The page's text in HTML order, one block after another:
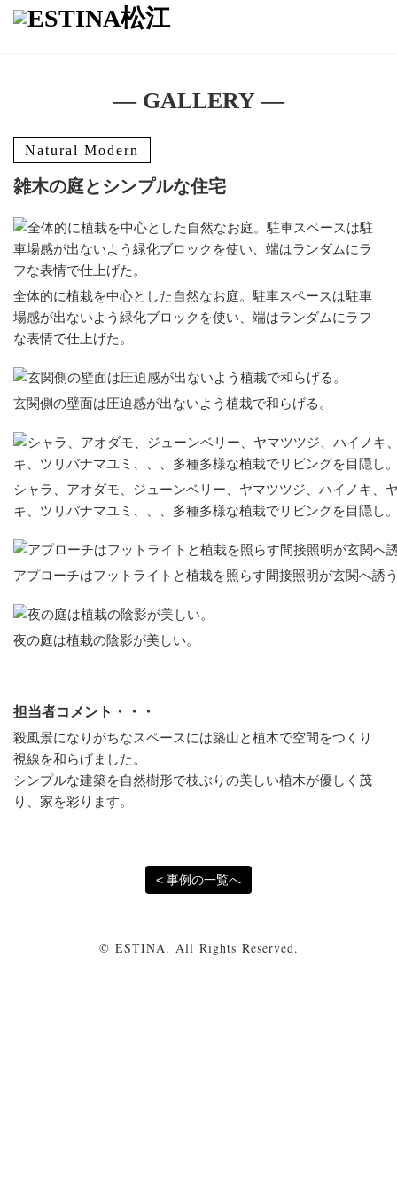
― GALLERY ―
Natural Modern
雑木の庭とシンプルな住宅
全体的に植栽を中心とした自然なお庭。駐車スペースは駐車
場感が出ないよう緑化ブロックを使い、端はランダムにラフ
な表情で仕上げた。
玄関側の壁面は圧迫感が出ないよう植栽で和らげる。
シャラ、アオダモ、ジューンベリー、ヤマツツジ、ハイノキ、
キ、ツリバナマユミ、、、多種多様な植栽でリビングを目隠し
アプローチはフットライトと植栽を照らす間接照明が玄関へ誘
夜の庭は植栽の陰影が美しい。
担当者コメント・・・
殺風景になりがちなスペースには築山と植木で空間をつくり
視線を和らげました。
シンプルな建築を自然樹形で枝ぶりの美しい植木が優しく茂
り、家を彩ります。
< 事例の一覧へ
© ESTINA. All Rights Reserved.